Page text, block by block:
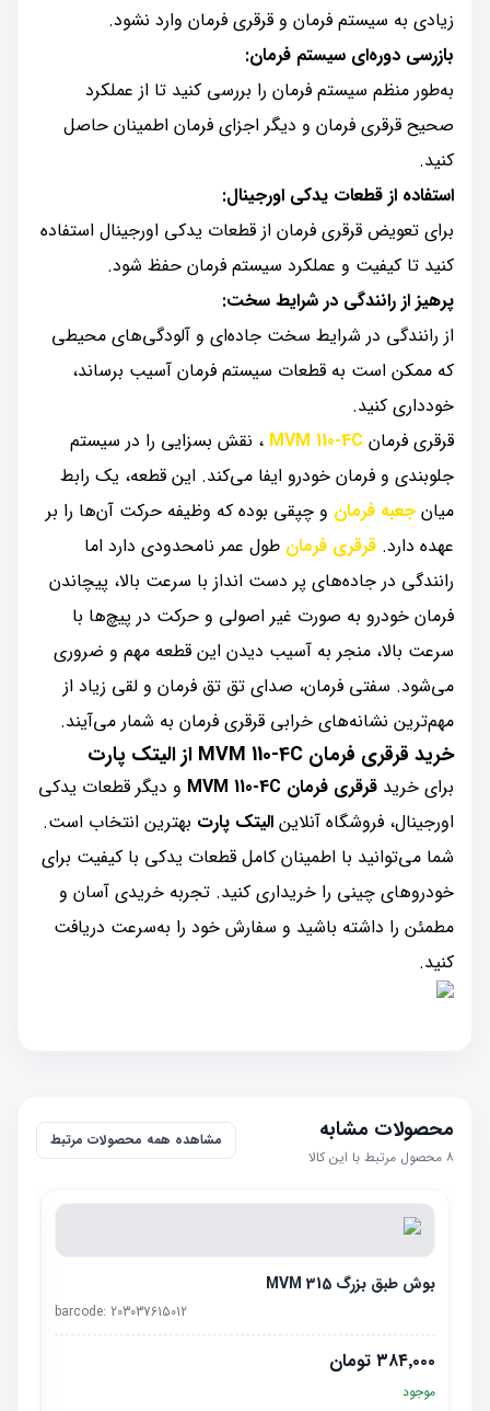
زیادی به سیستم فرمان و قرقری فرمان وارد نشود.
بازرسی دوره‌ای سیستم فرمان:
به‌طور منظم سیستم فرمان را بررسی کنید تا از عملکرد
صحیح قرقری فرمان و دیگر اجزای فرمان اطمینان حاصل
کنید.
استفاده از قطعات یدکی اورجینال:
برای تعویض قرقری فرمان از قطعات یدکی اورجینال استفاده
کنید تا کیفیت و عملکرد سیستم فرمان حفظ شود.
پرهیز از رانندگی در شرایط سخت:
از رانندگی در شرایط سخت جاده‌ای و آلودگی‌های محیطی
که ممکن است به قطعات سیستم فرمان آسیب برساند،
خودداری کنید.
قرقری فرمان MVM 110-4C ، نقش بسزایی را در سیستم
جلوبندی و فرمان خودرو ایفا می‌کند. این قطعه، یک رابط
میان جعبه فرمان و چپقی بوده که وظیفه حرکت آن‌ها را بر
عهده دارد. قرقری فرمان طول عمر نامحدودی دارد اما
رانندگی در جاده‌های پر دست انداز با سرعت بالا، پیچاندن
فرمان خودرو به صورت غیر اصولی و حرکت در پیچ‌ها با
سرعت بالا، منجر به آسیب دیدن این قطعه مهم و ضروری
می‌شود. سفتی فرمان، صدای تق تق فرمان و لقی زیاد از
مهم‌ترین نشانه‌های خرابی قرقری فرمان به شمار می‌آیند.
خرید قرقری فرمان MVM 110-4C از الیتک پارت
برای خرید قرقری فرمان MVM 110-4C
و دیگر قطعات یدکی
اورجینال، فروشگاه آنلاین الیتک پارت بهترین انتخاب است.
شما می‌توانید با اطمینان کامل قطعات یدکی با کیفیت برای
خودروهای چینی را خریداری کنید. تجربه خریدی آسان و
مطمئن را داشته باشید و سفارش خود را به‌سرعت دریافت
کنید.
محصولات مشابه
۸ محصول مرتبط با این کالا
مشاهده همه محصولات مرتبط
بوش طبق بزرگ MVM 315
barcode: 203037615012
۳۸۴٬۰۰۰ تومان
موجود